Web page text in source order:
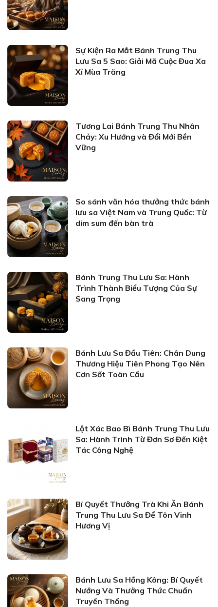
Sự Kiện Ra Mắt Bánh Trung Thu
Lưu Sa 5 Sao: Giải Mã Cuộc Đua Xa
Xỉ Mùa Trăng
Tương Lai Bánh Trung Thu Nhân
Chảy: Xu Hướng và Đổi Mới Bền
Vững
So sánh văn hóa thưởng thức bánh
lưu sa Việt Nam và Trung Quốc: Từ
dim sum đến bàn trà
Bánh Trung Thu Lưu Sa: Hành
Trình Thành Biểu Tượng Của Sự
Sang Trọng
Bánh Lưu Sa Đầu Tiên: Chân Dung
Thương Hiệu Tiên Phong Tạo Nên
Cơn Sốt Toàn Cầu
Lột Xác Bao Bì Bánh Trung Thu Lưu
Sa: Hành Trình Từ Đơn Sơ Đến Kiệt
Tác Công Nghệ
Bí Quyết Thưởng Trà Khi Ăn Bánh
Trung Thu Lưu Sa Để Tôn Vinh
Hương Vị
Bánh Lưu Sa Hồng Kông: Bí Quyết
Nướng Và Thưởng Thức Chuẩn
Truyền Thống